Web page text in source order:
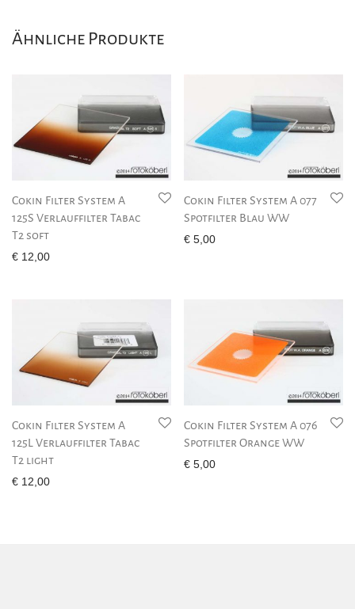
Ähnliche Produkte
Cokin Filter System A
125S Verlauffilter Tabac
T2 soft
€ 12,00
Cokin Filter System A 077
Spotfilter Blau WW
€ 5,00
Cokin Filter System A
125L Verlauffilter Tabac
T2 light
€ 12,00
Cokin Filter System A 076
Spotfilter Orange WW
€ 5,00